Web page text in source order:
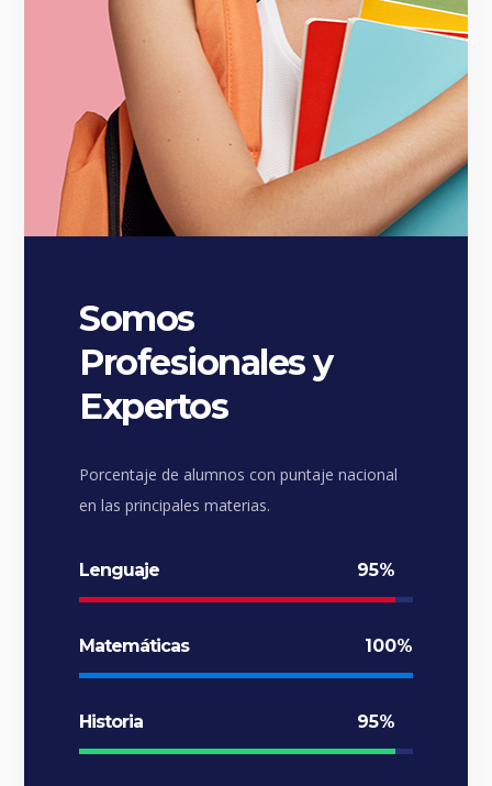
Somos
Profesionales y
Expertos
Porcentaje de alumnos con puntaje nacional
en las principales materias.
Lenguaje 95%
Matemáticas 100%
Historia 95%